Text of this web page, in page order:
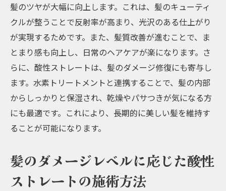
髪のツヤが大幅に向上します。これは、髪のキューティ
クルが整うことで反射率が高まり、光沢のある仕上がり
が実現するためです。また、髪質改善が進むことで、ま
とまり感も向上し、日常のヘアケアが楽になります。さ
らに、酸性ストレートは、髪のダメージ修復にも寄与し
ます。水素トリートメントと連携することで、髪の内部
からしっかりと保湿され、乾燥やパサつきが気になる方
にも最適です。これにより、長期的に美しい髪を維持す
ることが可能になります。
髪のダメージレベルに応じた酸性
ストレートの施術方法